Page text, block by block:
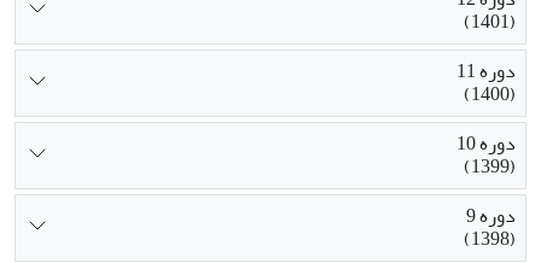
(1401)
دوره 11
(1400)
دوره 10
(1399)
دوره 9
(1398)